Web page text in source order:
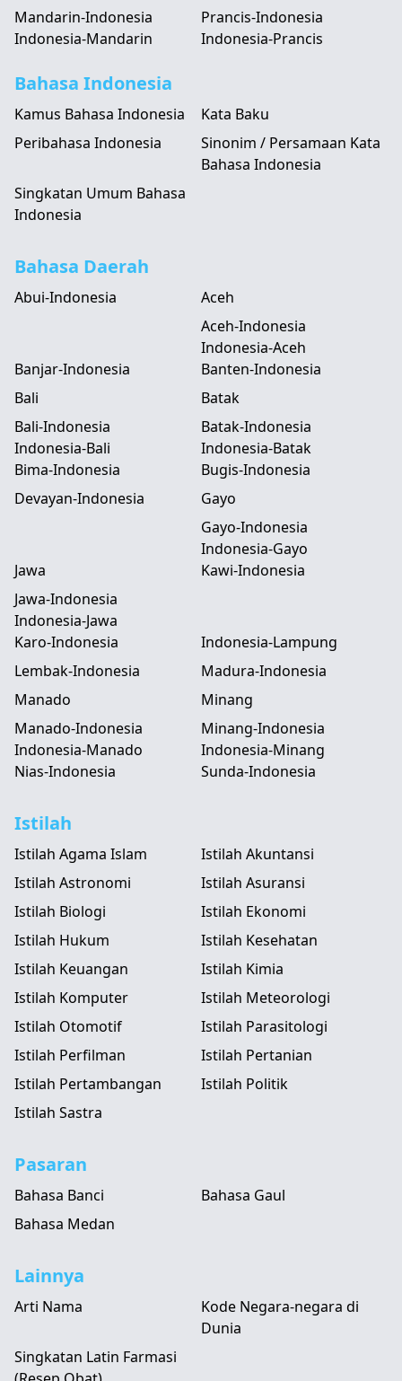
Mandarin-Indonesia
Indonesia-Mandarin
Prancis-Indonesia
Indonesia-Prancis
Bahasa Indonesia
Kamus Bahasa Indonesia
Kata Baku
Peribahasa Indonesia
Sinonim / Persamaan Kata
Bahasa Indonesia
Singkatan Umum Bahasa
Indonesia
Bahasa Daerah
Abui-Indonesia
Aceh
Aceh-Indonesia
Indonesia-Aceh
Banjar-Indonesia
Banten-Indonesia
Bali
Bali-Indonesia
Indonesia-Bali
Batak
Batak-Indonesia
Indonesia-Batak
Bima-Indonesia
Bugis-Indonesia
Devayan-Indonesia
Gayo
Gayo-Indonesia
Indonesia-Gayo
Jawa
Jawa-Indonesia
Indonesia-Jawa
Kawi-Indonesia
Karo-Indonesia
Indonesia-Lampung
Lembak-Indonesia
Madura-Indonesia
Manado
Manado-Indonesia
Indonesia-Manado
Minang
Minang-Indonesia
Indonesia-Minang
Nias-Indonesia
Sunda-Indonesia
Istilah
Istilah Agama Islam
Istilah Akuntansi
Istilah Astronomi
Istilah Asuransi
Istilah Biologi
Istilah Ekonomi
Istilah Hukum
Istilah Kesehatan
Istilah Keuangan
Istilah Kimia
Istilah Komputer
Istilah Meteorologi
Istilah Otomotif
Istilah Parasitologi
Istilah Perfilman
Istilah Pertanian
Istilah Pertambangan
Istilah Politik
Istilah Sastra
Pasaran
Bahasa Banci
Bahasa Gaul
Bahasa Medan
Lainnya
Arti Nama
Kode Negara-negara di
Dunia
Singkatan Latin Farmasi